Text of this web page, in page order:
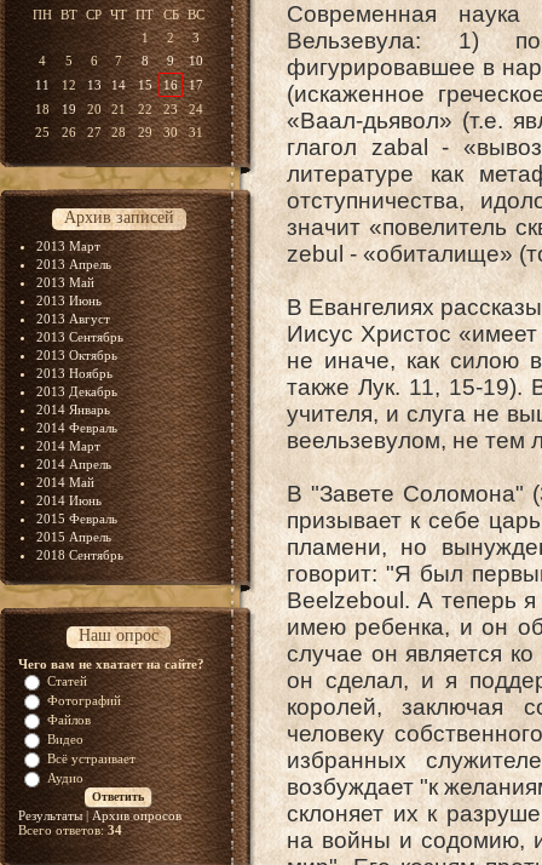
ПН ВТ СР ЧТ ПТ СБ
ВС
1
2
3
4
5 6 7 8 9
10
11
12 13 14 15 16
17
18
19 20 21 22 23
24
25
26 27 28 29 30 31
Архив записей
2013 Март
2013 Апрель
2013 Май
2013 Июнь
2013 Август
2013 Сентябрь
2013 Октябрь
2013 Ноябрь
2013 Декабрь
2014 Январь
2014 Февраль
2014 Март
2014 Апрель
2014 Май
2014 Июнь
2015 Февраль
2015 Апрель
2018 Сентябрь
Наш опрос
Чего вам не хватает на сайте?
Статей
Фотографий
Файлов
Видео
Всё устраивает
Аудио
Результаты|Архив опросов
Всего ответов:34
Современная наука
Вельзевула: 1)
фигурировавшее в
(искаженное
«Ваал-дьявол» (т.е.
глагол zabal -
литературе как
отступничества,
значит «повелитель
zebul - «обиталище»
В Евангелиях
Иисус Христос
не иначе, как силою
также Лук. 11, 15-19).
учителя, и слуга не
веельзевулом, не тем
В "Завете Соломона"
призывает к себе
пламени, но
говорит: "Я был
Beelzeboul. А теперь
имею ребенка, и он
случае он является
он сделал, и я
королей, заключая
человеку
избранных
возбуждает "к
склоняет их к
на войны и содомию,